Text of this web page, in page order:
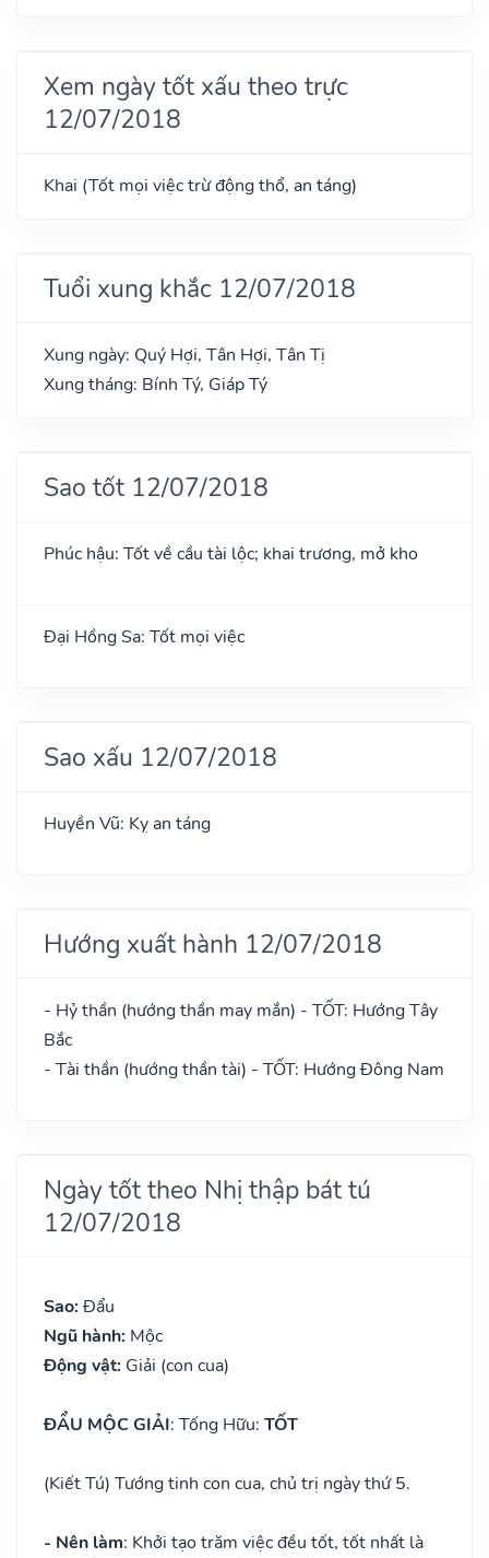
Xem ngày tốt xấu theo trực
12/07/2018
Khai (Tốt mọi việc trừ động thổ, an táng)
Tuổi xung khắc 12/07/2018
Xung ngày: Quý Hợi, Tân Hợi, Tân Tị
Xung tháng: Bính Tý, Giáp Tý
Sao tốt 12/07/2018
Phúc hậu: Tốt về cầu tài lộc; khai trương, mở kho
Đại Hồng Sa: Tốt mọi việc
Sao xấu 12/07/2018
Huyền Vũ: Kỵ an táng
Hướng xuất hành 12/07/2018
- Hỷ thần (hướng thần may mắn) - TỐT: Hướng Tây
Bắc
- Tài thần (hướng thần tài) - TỐT: Hướng Đông Nam
Ngày tốt theo Nhị thập bát tú
12/07/2018
Sao: Đẩu
Ngũ hành: Mộc
Động vật: Giải (con cua)
ĐẨU MỘC GIẢI: Tống Hữu: TỐT
(Kiết Tú) Tướng tinh con cua, chủ trị ngày thứ 5.
- Nên làm: Khởi tạo trăm việc đều tốt, tốt nhất là